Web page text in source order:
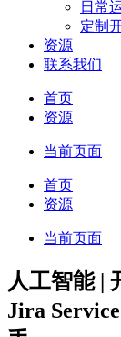
日常
定制
资源
联系我们
首页
资源
当前页面
首页
资源
当前页面
人工智能 |
Jira